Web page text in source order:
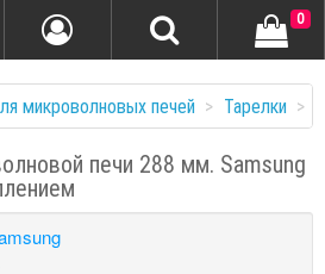
0
микроволновых печей Тарелки
печи 288 мм. Samsung